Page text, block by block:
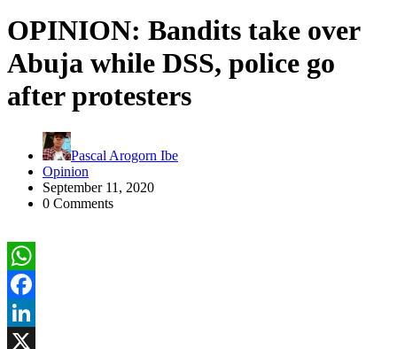
OPINION: Bandits take over
Abuja while DSS, police go
after protesters
Pascal Arogorn Ibe
Opinion
September 11, 2020
0 Comments
WhatsApp
Facebook
LinkedIn